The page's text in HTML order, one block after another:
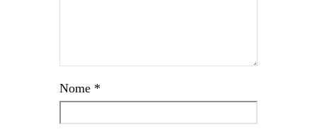
Nome *